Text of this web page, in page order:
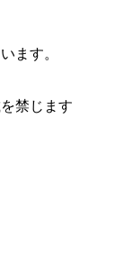
ます。
禁じます